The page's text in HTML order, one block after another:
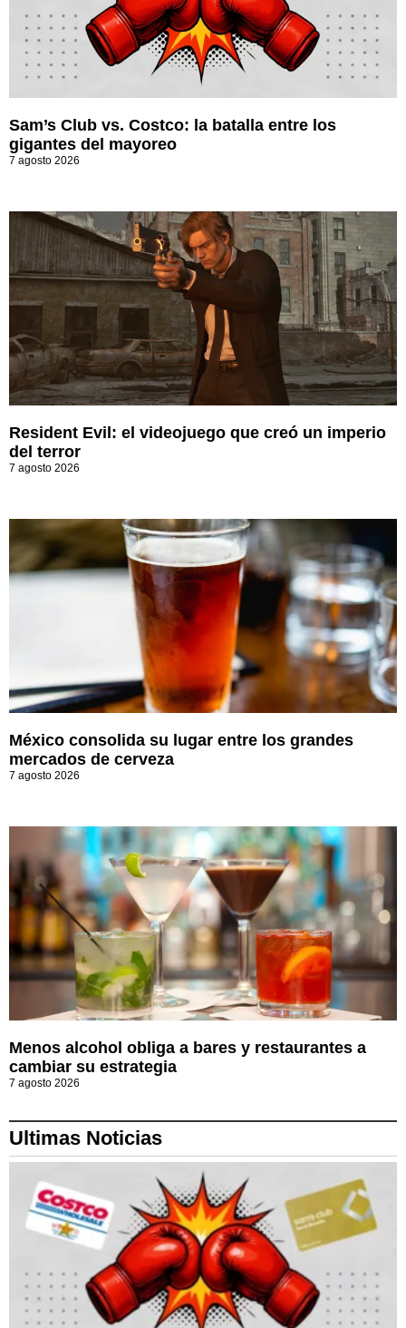
Sam’s Club vs. Costco: la batalla entre los
gigantes del mayoreo
7 agosto 2026
Resident Evil: el videojuego que creó un imperio
del terror
7 agosto 2026
México consolida su lugar entre los grandes
mercados de cerveza
7 agosto 2026
Menos alcohol obliga a bares y restaurantes a
cambiar su estrategia
7 agosto 2026
Ultimas Noticias